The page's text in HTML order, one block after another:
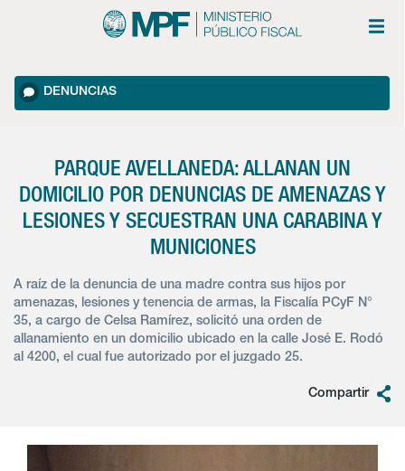
DENUNCIAS
PARQUE AVELLANEDA: ALLANAN UN
DOMICILIO POR DENUNCIAS DE AMENAZAS Y
LESIONES Y SECUESTRAN UNA CARABINA Y
MUNICIONES
A raíz de la denuncia de una madre contra sus hijos por
amenazas, lesiones y tenencia de armas, la Fiscalía PCyF N°
35, a cargo de Celsa Ramírez, solicitó una orden de
allanamiento en un domicilio ubicado en la calle José E. Rodó
al 4200, el cual fue autorizado por el juzgado 25.
Compartir